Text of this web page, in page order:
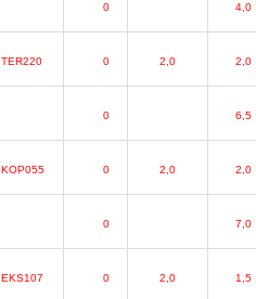
0 4,0
TER220 0 2,0 2,0
0 6,5
KOP055 0 2,0 2,0
0 7,0
EKS107 0 2,0 1,5